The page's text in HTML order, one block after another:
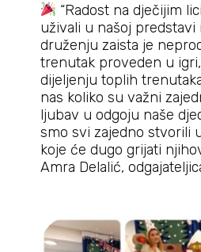
“Radost na dječijim
uživali u našoj predstavi
druženju zaista je
trenutak proveden u
dijeljenju toplih
nas koliko su važni
ljubav u odgoju naše
smo svi zajedno stvorili
koje će dugo grijati
Amra Delalić,